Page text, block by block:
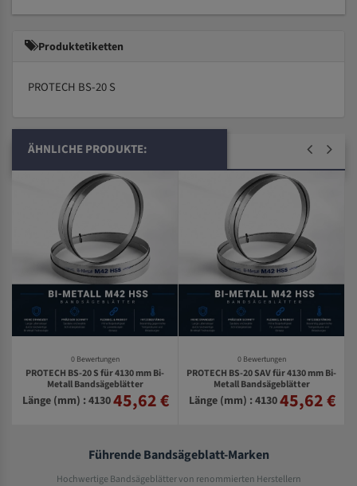
Produktetiketten
PROTECH BS-20 S
ÄHNLICHE PRODUKTE:
0 Bewertungen
PROTECH BS-20 S für 4130 mm Bi-
Metall Bandsägeblätter
Länge (mm) : 413045,62 €
0 Bewertungen
PROTECH BS-20 SAV für 4130 mm Bi-
Metall Bandsägeblätter
Länge (mm) : 413045,62 €
Führende Bandsägeblatt-Marken
Hochwertige Bandsägeblätter von renommierten Herstellern